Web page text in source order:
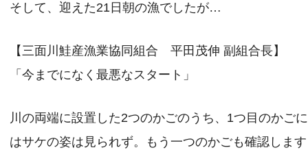
そして、迎えた21日朝の漁でしたが…
【三面川鮭産漁業協同組合 平田茂伸 副組合長】
「今までになく最悪なスタート」
川の両端に設置した2つのかごのうち、1つ目のかごに
はサケの姿は見られず。もう一つのかごも確認します